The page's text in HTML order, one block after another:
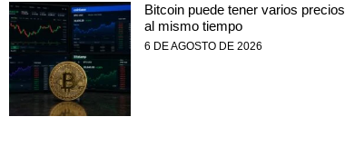
Bitcoin puede tener varios precios
al mismo tiempo
6 DE AGOSTO DE 2026